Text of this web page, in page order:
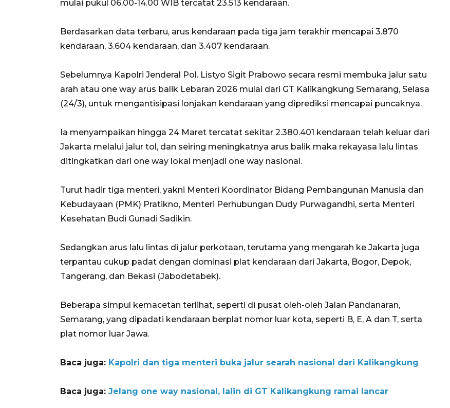
mulai pukul 06.00-14.00 WIB tercatat 23.513 kendaraan.
Berdasarkan data terbaru, arus kendaraan pada tiga jam terakhir mencapai 3.870
kendaraan, 3.604 kendaraan, dan 3.407 kendaraan.
Sebelumnya Kapolri Jenderal Pol. Listyo Sigit Prabowo secara resmi membuka jalur satu
arah atau one way arus balik Lebaran 2026 mulai dari GT Kalikangkung Semarang, Selasa
(24/3), untuk mengantisipasi lonjakan kendaraan yang diprediksi mencapai puncaknya.
Ia menyampaikan hingga 24 Maret tercatat sekitar 2.380.401 kendaraan telah keluar dari
Jakarta melalui jalur tol, dan seiring meningkatnya arus balik maka rekayasa lalu lintas
ditingkatkan dari one way lokal menjadi one way nasional.
Turut hadir tiga menteri, yakni Menteri Koordinator Bidang Pembangunan Manusia dan
Kebudayaan (PMK) Pratikno, Menteri Perhubungan Dudy Purwagandhi, serta Menteri
Kesehatan Budi Gunadi Sadikin.
Sedangkan arus lalu lintas di jalur perkotaan, terutama yang mengarah ke Jakarta juga
terpantau cukup padat dengan dominasi plat kendaraan dari Jakarta, Bogor, Depok,
Tangerang, dan Bekasi (Jabodetabek).
Beberapa simpul kemacetan terlihat, seperti di pusat oleh-oleh Jalan Pandanaran,
Semarang, yang dipadati kendaraan berplat nomor luar kota, seperti B, E, A dan T, serta
plat nomor luar Jawa.
Baca juga: Kapolri dan tiga menteri buka jalur searah nasional dari Kalikangkung
Baca juga: Jelang one way nasional, lalin di GT Kalikangkung ramai lancar
Gabung Persebaya, striker